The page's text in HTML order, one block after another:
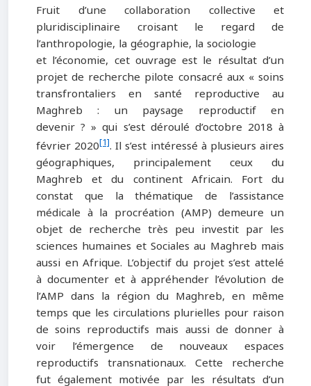
Fruit d’une collaboration collective et
pluridisciplinaire croisant le regard de
l’anthropologie, la géographie, la sociologie
et l’économie, cet ouvrage est le résultat d’un
projet de recherche pilote consacré aux « soins
transfrontaliers en santé reproductive au
Maghreb : un paysage reproductif en
devenir ? » qui s’est déroulé d’octobre 2018 à
février 2020[1]. Il s’est intéressé à plusieurs aires
géographiques, principalement ceux du
Maghreb et du continent Africain. Fort du
constat que la thématique de l’assistance
médicale à la procréation (AMP) demeure un
objet de recherche très peu investit par les
sciences humaines et Sociales au Maghreb mais
aussi en Afrique. L’objectif du projet s’est attelé
à documenter et à appréhender l’évolution de
l’AMP dans la région du Maghreb, en même
temps que les circulations plurielles pour raison
de soins reproductifs mais aussi de donner à
voir l’émergence de nouveaux espaces
reproductifs transnationaux. Cette recherche
fut également motivée par les résultats d’un